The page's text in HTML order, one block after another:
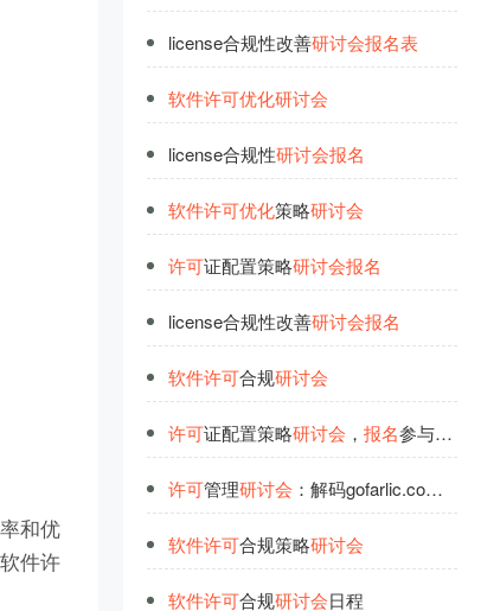
和优
件许
license合规性改善研讨会报名表
软件许可优化研讨会
license合规性研讨会报名
软件许可优化策略研讨会
许可证配置策略研讨会报名
license合规性改善研讨会报名
软件许可合规研讨会
许可证配置策略研讨会 ， 报名参与提升管理
许可管理研讨会 ：解码gofarlic.com的
软件许可合规策略研讨会
软件许可合规研讨会日程